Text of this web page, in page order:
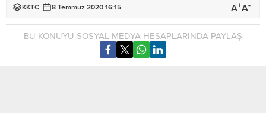
KKTC 8 Temmuz 2020 16:15 A+A-
BU KONUYU SOSYAL MEDYA HESAPLARINDA PAYLAŞ